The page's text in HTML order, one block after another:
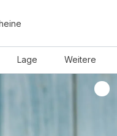
Lage Weitere